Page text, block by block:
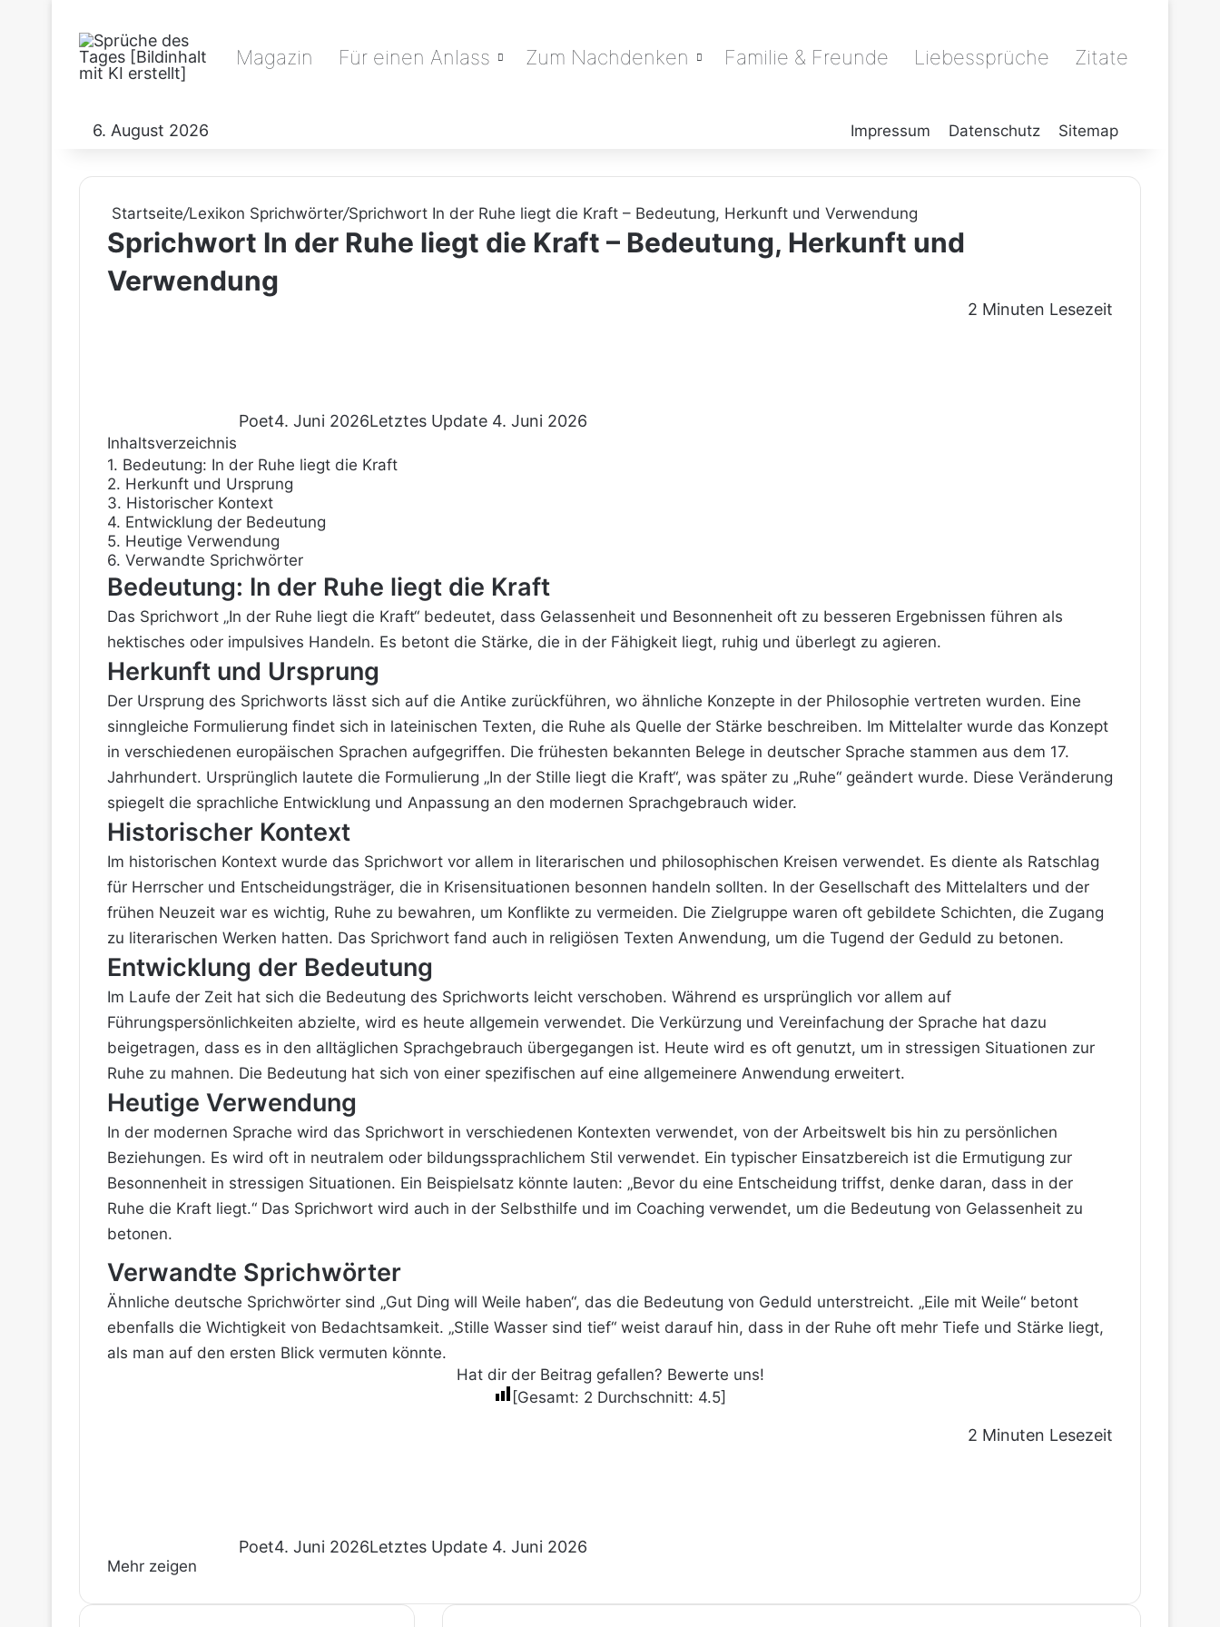
Magazin Für einen Anlass Zum Nachdenken Familie & Freunde Liebessprüche Zitate
6. August 2026 Impressum Datenschutz Sitemap
Startseite/Lexikon Sprichwörter/Sprichwort In der Ruhe liegt die Kraft – Bedeutung, Herkunft und Verwendung
Sprichwort In der Ruhe liegt die Kraft – Bedeutung, Herkunft und
Verwendung
Poet4. Juni 2026Letztes Update 4. Juni 2026
2 Minuten Lesezeit
Inhaltsverzeichnis
1. Bedeutung: In der Ruhe liegt die Kraft
2. Herkunft und Ursprung
3. Historischer Kontext
4. Entwicklung der Bedeutung
5. Heutige Verwendung
6. Verwandte Sprichwörter
Bedeutung: In der Ruhe liegt die Kraft
Das Sprichwort „In der Ruhe liegt die Kraft“ bedeutet, dass Gelassenheit und Besonnenheit oft zu besseren Ergebnissen führen als
hektisches oder impulsives Handeln. Es betont die Stärke, die in der Fähigkeit liegt, ruhig und überlegt zu agieren.
Herkunft und Ursprung
Der Ursprung des Sprichworts lässt sich auf die Antike zurückführen, wo ähnliche Konzepte in der Philosophie vertreten wurden. Eine
sinngleiche Formulierung findet sich in lateinischen Texten, die Ruhe als Quelle der Stärke beschreiben. Im Mittelalter wurde das Konzept
in verschiedenen europäischen Sprachen aufgegriffen. Die frühesten bekannten Belege in deutscher Sprache stammen aus dem 17.
Jahrhundert. Ursprünglich lautete die Formulierung „In der Stille liegt die Kraft“, was später zu „Ruhe“ geändert wurde. Diese Veränderung
spiegelt die sprachliche Entwicklung und Anpassung an den modernen Sprachgebrauch wider.
Historischer Kontext
Im historischen Kontext wurde das Sprichwort vor allem in literarischen und philosophischen Kreisen verwendet. Es diente als Ratschlag
für Herrscher und Entscheidungsträger, die in Krisensituationen besonnen handeln sollten. In der Gesellschaft des Mittelalters und der
frühen Neuzeit war es wichtig, Ruhe zu bewahren, um Konflikte zu vermeiden. Die Zielgruppe waren oft gebildete Schichten, die Zugang
zu literarischen Werken hatten. Das Sprichwort fand auch in religiösen Texten Anwendung, um die Tugend der Geduld zu betonen.
Entwicklung der Bedeutung
Im Laufe der Zeit hat sich die Bedeutung des Sprichworts leicht verschoben. Während es ursprünglich vor allem auf
Führungspersönlichkeiten abzielte, wird es heute allgemein verwendet. Die Verkürzung und Vereinfachung der Sprache hat dazu
beigetragen, dass es in den alltäglichen Sprachgebrauch übergegangen ist. Heute wird es oft genutzt, um in stressigen Situationen zur
Ruhe zu mahnen. Die Bedeutung hat sich von einer spezifischen auf eine allgemeinere Anwendung erweitert.
Heutige Verwendung
In der modernen Sprache wird das Sprichwort in verschiedenen Kontexten verwendet, von der Arbeitswelt bis hin zu persönlichen
Beziehungen. Es wird oft in neutralem oder bildungssprachlichem Stil verwendet. Ein typischer Einsatzbereich ist die Ermutigung zur
Besonnenheit in stressigen Situationen. Ein Beispielsatz könnte lauten: „Bevor du eine Entscheidung triffst, denke daran, dass in der
Ruhe die Kraft liegt.“ Das Sprichwort wird auch in der Selbsthilfe und im Coaching verwendet, um die Bedeutung von Gelassenheit zu
betonen.
Verwandte Sprichwörter
Ähnliche deutsche Sprichwörter sind „Gut Ding will Weile haben“, das die Bedeutung von Geduld unterstreicht. „Eile mit Weile“ betont
ebenfalls die Wichtigkeit von Bedachtsamkeit. „Stille Wasser sind tief“ weist darauf hin, dass in der Ruhe oft mehr Tiefe und Stärke liegt,
als man auf den ersten Blick vermuten könnte.
Hat dir der Beitrag gefallen? Bewerte uns!
[Gesamt: 2 Durchschnitt: 4.5]
Poet4. Juni 2026Letztes Update 4. Juni 2026
2 Minuten Lesezeit
Mehr zeigen